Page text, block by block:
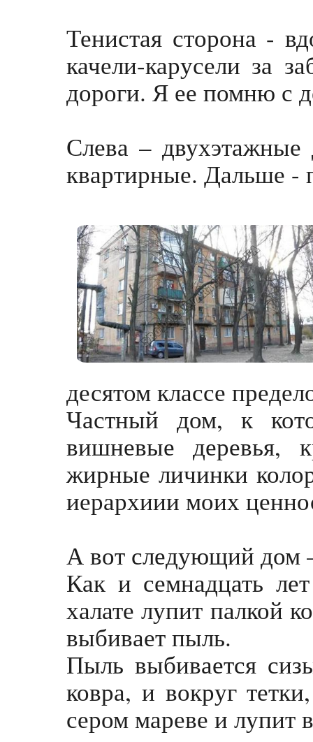
Тенистая сторона -
качели-карусели за
дороги. Я ее помню с
Слева –
квартирные. Дальше -
десятом классе
Частный дом, к
вишневые деревья,
жирные личинки
иерархиии моих
А вот следующий дом
Как и семнадцать
халате лупит палкой
выбивает пыль.
Пыль выбивается
ковра, и вокруг
сером мареве и лупит